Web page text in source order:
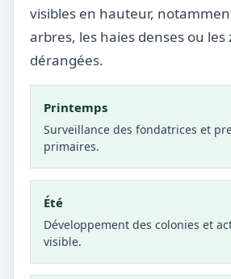
visibles en hauteur,
arbres, les haies denses ou les
dérangées.
Printemps
Surveillance des fondatrices et
primaires.
Été
Développement des colonies et
visible.